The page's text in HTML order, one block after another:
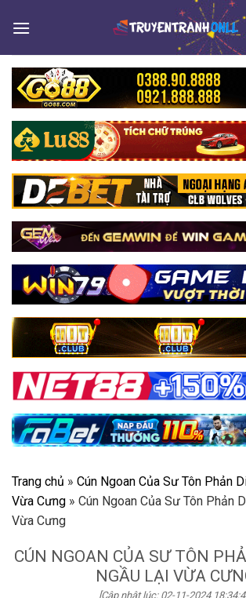
Trang chủ » Cún Ngoan Của Sư Tôn Phản
Vừa Cưng » Cún Ngoan Của Sư Tôn Phản
Vừa Cưng
CÚN NGOAN CỦA SƯ TÔN
NGẦU LẠI VỪA
[Cập nhật lúc: 02-11-2024